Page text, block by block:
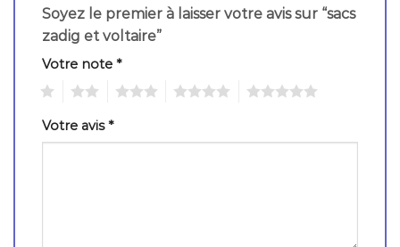
Soyez le premier à laisser votre avis sur “sacs
zadig et voltaire”
Votre note *
Votre avis*